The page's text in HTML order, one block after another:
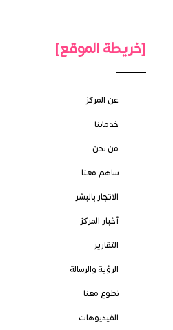
[خريطة الموقع]
عن المركز
خدماتنا
من نحن
ساهم معنا
الاتجار بالبشر
أخبار المركز
التقارير
الرؤية والرسالة
تطوع معنا
الفيديوهات